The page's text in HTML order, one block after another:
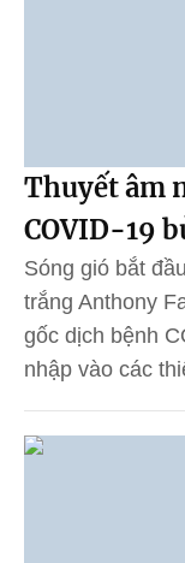
Thuyết âm
COVID-19
Sóng gió bắt
trắng Anthony
gốc dịch bệnh
nhập vào các